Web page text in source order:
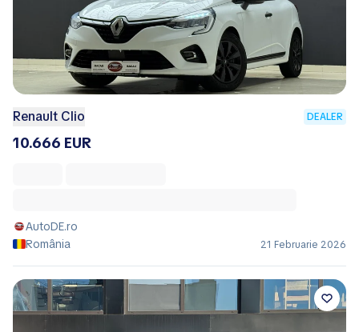
Renault Clio DEALER
10.666 EUR
AutoDE.ro
România
21 Februarie 2026